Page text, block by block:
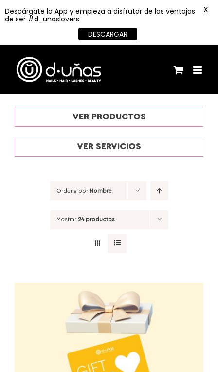
contenido
VER PRODUCTOS
VER SERVICIOS
Ordena por Nombre
Mostrar 24 productos
Descárgate la App y empieza a disfrutar de las ventajas
de ser #d_uñaslovers
DESCARGAR
X